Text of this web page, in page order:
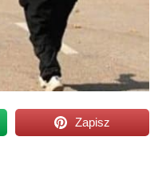
Zapisz